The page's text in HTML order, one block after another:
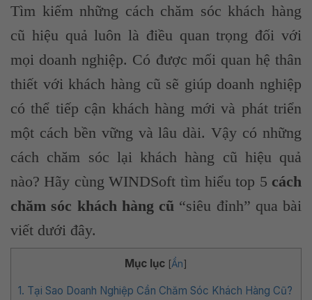
Tìm kiếm những cách chăm sóc khách hàng
cũ hiệu quả luôn là điều quan trọng đối với
mọi doanh nghiệp. Có được mối quan hệ thân
thiết với khách hàng cũ sẽ giúp doanh nghiệp
có thể tiếp cận khách hàng mới và phát triển
một cách bền vững và lâu dài. Vậy có những
cách chăm sóc lại khách hàng cũ hiệu quả
nào? Hãy cùng WINDSoft tìm hiểu top 5 cách
chăm sóc khách hàng cũ “siêu đỉnh” qua bài
viết dưới đây.
Mục lục [Ẩn]
1. Tại Sao Doanh Nghiệp Cần Chăm Sóc Khách Hàng Cũ?